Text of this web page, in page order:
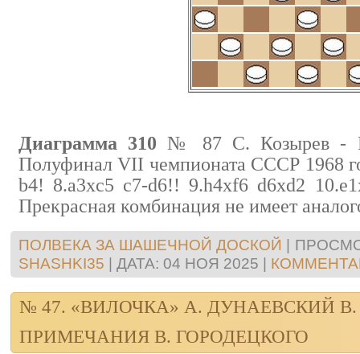
Диаграмма 310 № 87 С. Козырев -
Полуфинал VII чемпионата CCCР 1968
b4! 8.a3xc5 c7-d6!! 9.h4xf6 d6xd2
Прекрасная комбинация не имеет
ПОЛВЕКА ЗА ШАШЕЧНОЙ ДОСКОЙ |
SHASHKI35 | ДАТА: 04 НОЯ 2025 |
№ 47. «ВИЛОЧКА» А. ДУНАЕВСКИЙ
ПРИМЕЧАНИЯ В. ГОРОДЕЦКОГО